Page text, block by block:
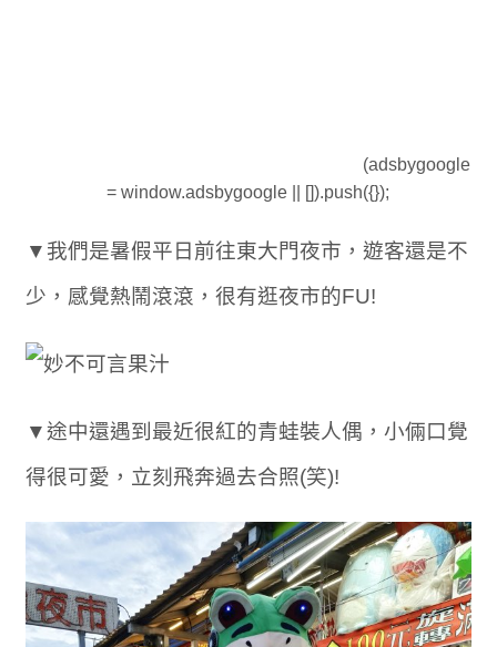
(adsbygoogle
= window.adsbygoogle || []).push({});
▼我們是暑假平日前往東大門夜市，遊客還是不
少，感覺熱鬧滾滾，很有逛夜市的FU!
▼途中還遇到最近很紅的青蛙裝人偶，小倆口覺
得很可愛，立刻飛奔過去合照(笑)!